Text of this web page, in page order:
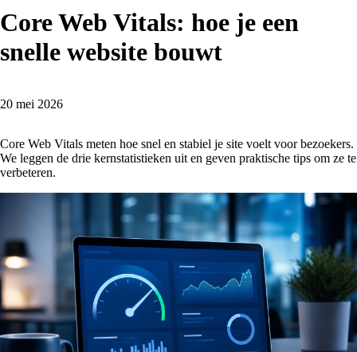
Core Web Vitals: hoe je een
snelle website bouwt
20 mei 2026
Core Web Vitals meten hoe snel en stabiel je site voelt voor bezoekers.
We leggen de drie kernstatistieken uit en geven praktische tips om ze te
verbeteren.